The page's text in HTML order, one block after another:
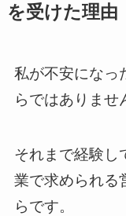
を受けた理由
私が不安になっ
らではありませ
それまで経験し
業で求められる
らです。